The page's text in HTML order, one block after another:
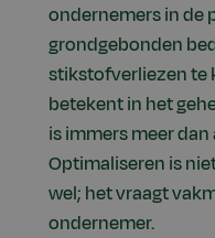
ondernemers in de
grondgebonden
stikstofverliezen te
betekent in het
is immers meer
Optimaliseren is
wel; het vraagt
ondernemer.